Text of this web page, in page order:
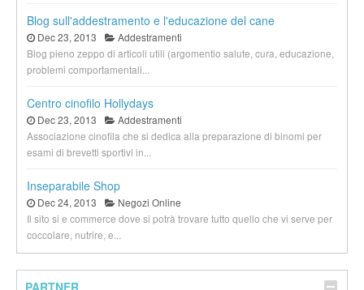
Blog sull'addestramento e l'educazione del cane
Dec 23, 2013
Addestramenti
Blog pieno zeppo di articoli utili (argomentio salute, cura, educazione,
problemi comportamentali...
Centro cinofilo Hollydays
Dec 23, 2013
Addestramenti
Associazione cinofila che si dedica alla preparazione di binomi per
esami di brevetti sportivi in...
Inseparabile Shop
Dec 24, 2013
Negozi Online
Il sito si e commerce dove si potrà trovare tutto quello che vi serve per
coccolare, nutrire, e...